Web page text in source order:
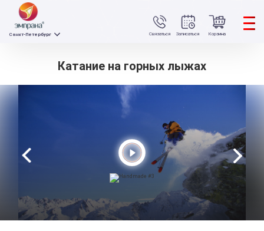
Связаться
Санкт-Петербург Записаться Корзина
Катание на горных лыжах